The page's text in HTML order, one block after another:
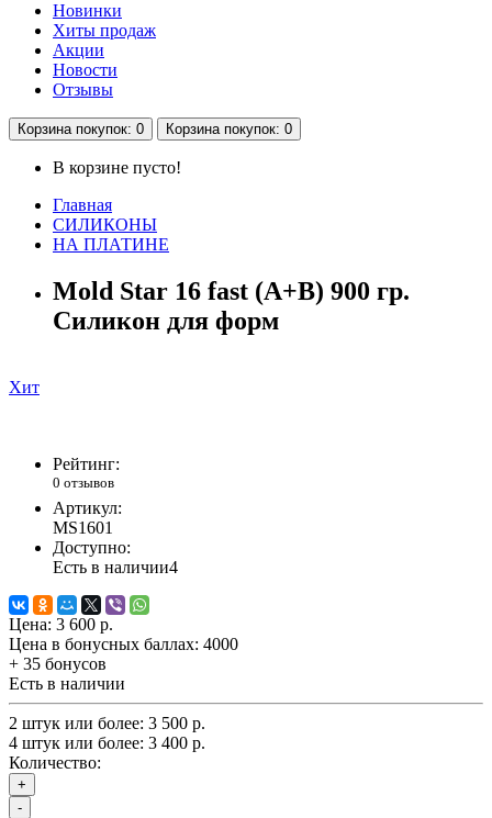
Новинки
Хиты продаж
Акции
Новости
Отзывы
Корзинапокупок: 0 Корзинапокупок: 0
В корзине пусто!
Главная
СИЛИКОНЫ
НА ПЛАТИНЕ
Mold Star 16 fast (A+B) 900 гр.
Силикон для форм
Хит
Рейтинг:
0 отзывов
Артикул:
MS1601
Доступно:
Есть в наличии4
Цена: 3 600 р.
Цена в бонусных баллах: 4000
+ 35 бонусов
Есть в наличии
2 штук или более: 3 500 р.
4 штук или более: 3 400 р.
Количество:
+
-